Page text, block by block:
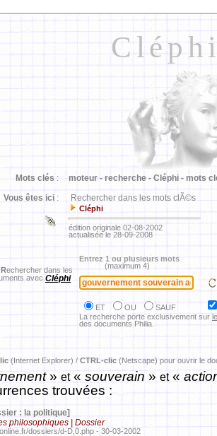
Mots clés : moteur - recherche - Cléphi - mots
Vous êtes ici : Rechercher dans les mots clÃ©s
Cléphi
édition originale 02-08-2002
actualisée le 28-09-2008
Rechercher dans les
avec Cléphi
Entrez 1 ou plusieurs mots
(maximum 4)
ET OU
SAUF
La recherche porte exclusivement sur
des documents Philia.
(Internet Explorer) / CTRL-clic (Netscape) pour ouvrir le
» et« souverain » et«
trouvées :
: la politique]
philosophiques | Dossier
dossiers/d-D,0.php - 30-03-2002